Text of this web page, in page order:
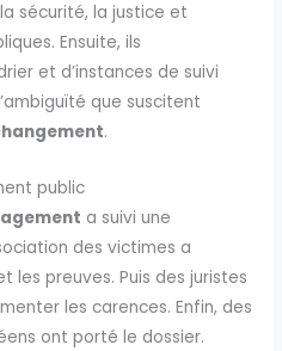
sécurité, la justice et
Ensuite, ils
et d’instances de suivi
que suscitent
.
public
a suivi une
des victimes a
les preuves. Puis des juristes
les carences. Enfin, des
ont porté le dossier.